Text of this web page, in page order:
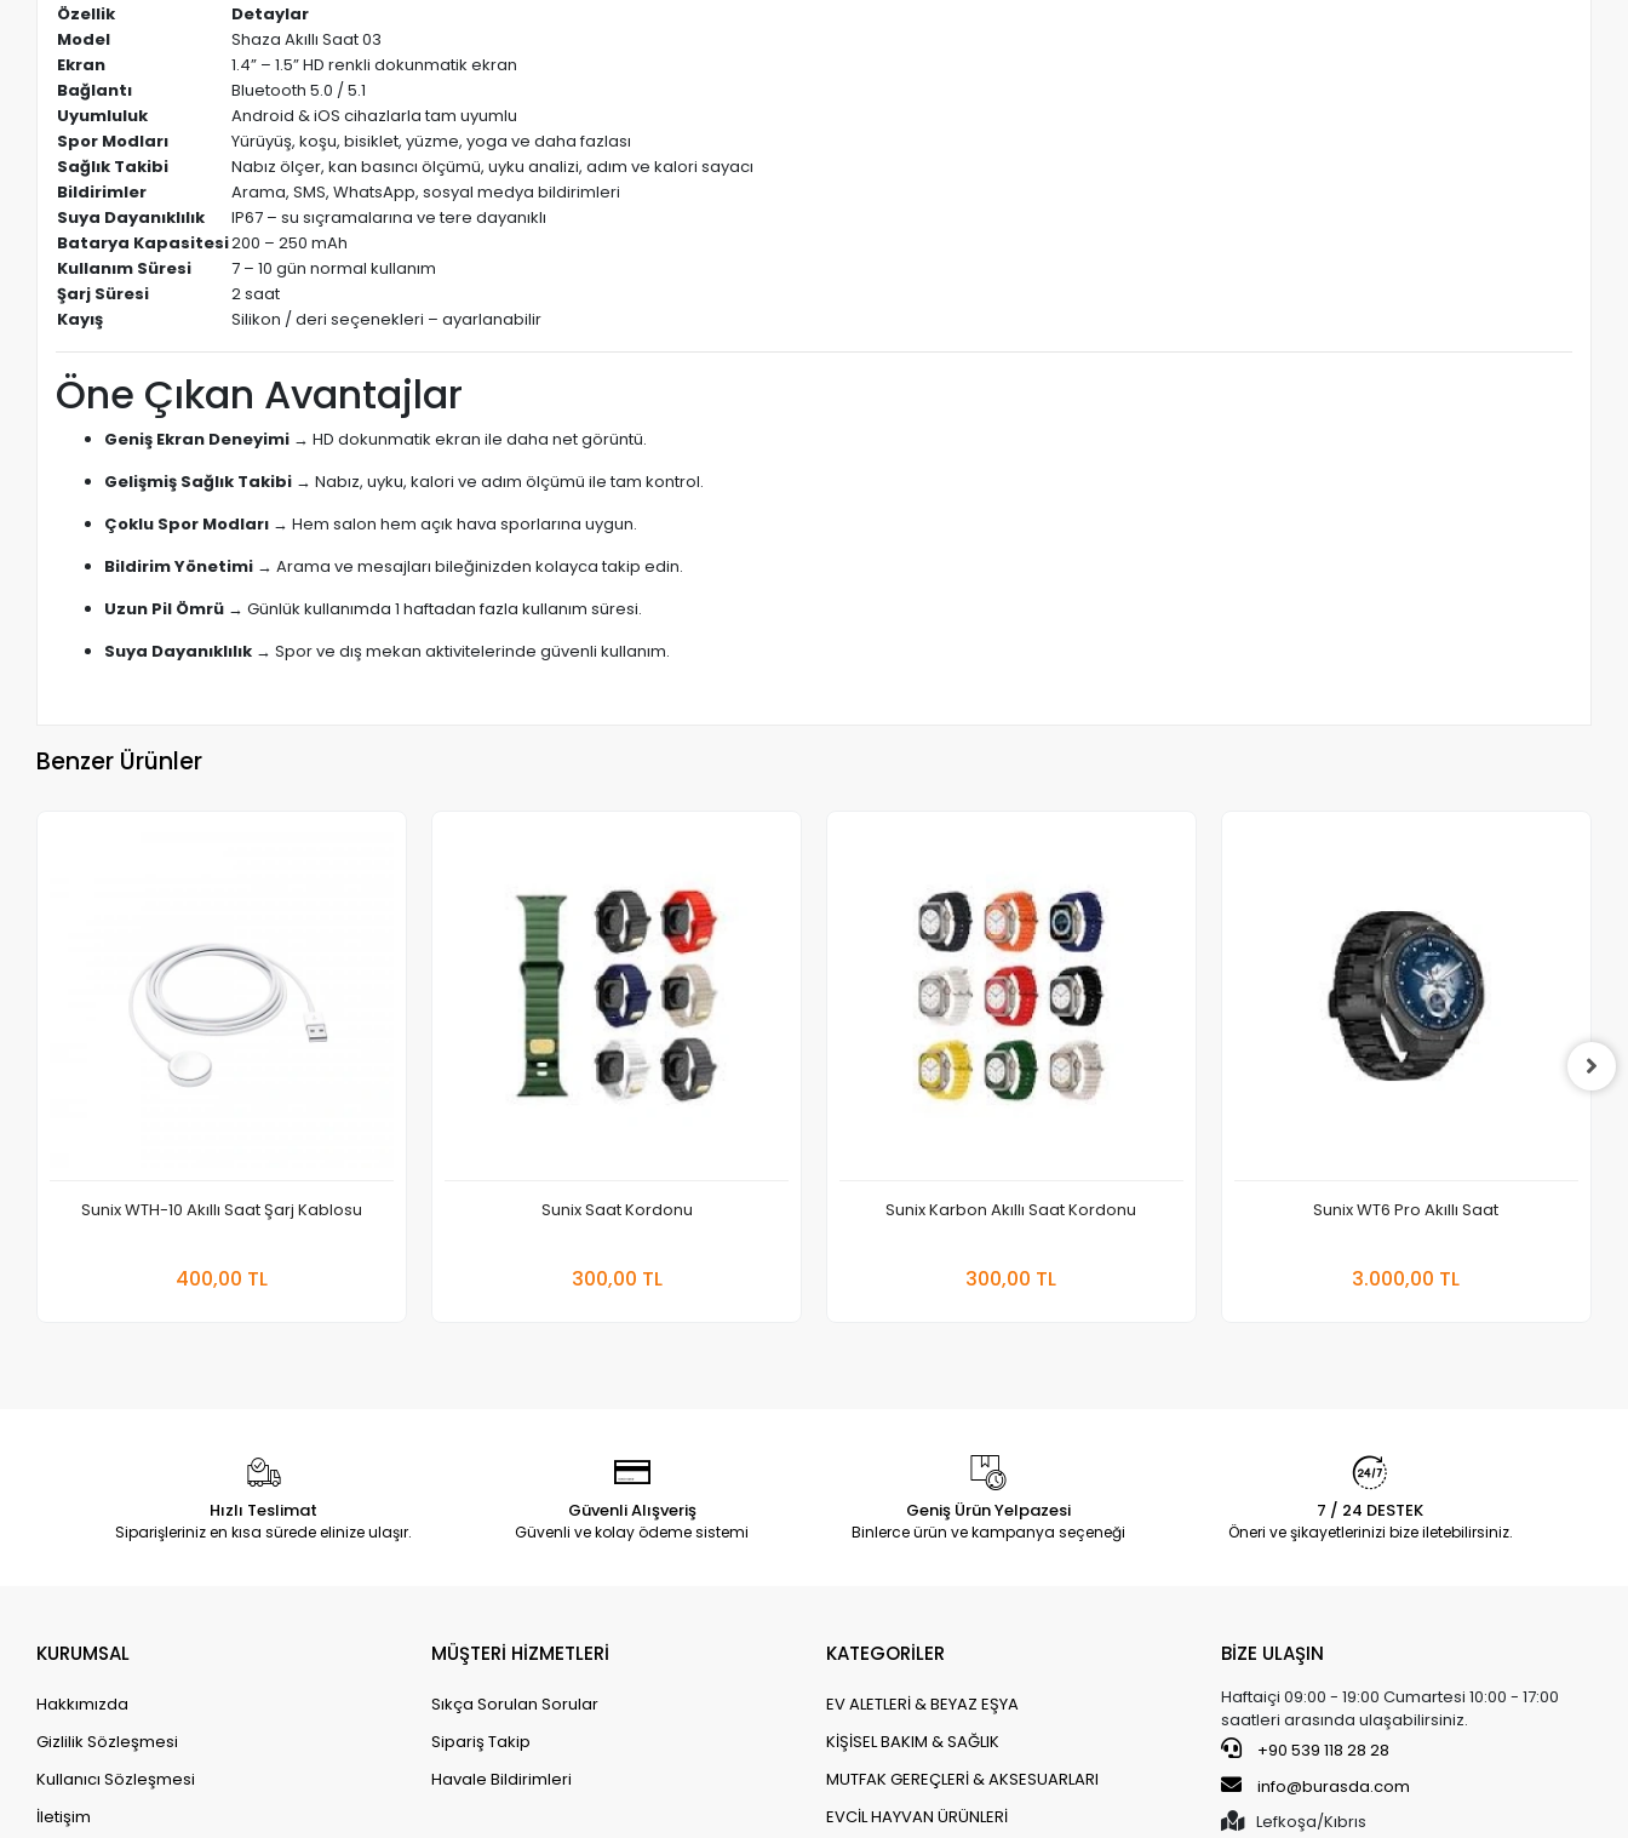
Özellik
Detaylar
Model
Shaza Akıllı Saat 03
Ekran
1.4” – 1.5” HD renkli dokunmatik ekran
Bağlantı
Bluetooth 5.0 / 5.1
Uyumluluk
Android & iOS cihazlarla tam uyumlu
Spor Modları
Yürüyüş, koşu, bisiklet, yüzme, yoga ve daha fazlası
Sağlık Takibi
Nabız ölçer, kan basıncı ölçümü, uyku analizi, adım ve kalori sayacı
Bildirimler
Arama, SMS, WhatsApp, sosyal medya bildirimleri
Suya Dayanıklılık
IP67 – su sıçramalarına ve tere dayanıklı
Batarya Kapasitesi200 – 250 mAh
Kullanım Süresi
7 – 10 gün normal kullanım
Şarj Süresi
2 saat
Kayış
Silikon / deri seçenekleri – ayarlanabilir
Öne Çıkan Avantajlar
Geniş Ekran Deneyimi → HD dokunmatik ekran ile daha net görüntü.
Gelişmiş Sağlık Takibi → Nabız, uyku, kalori ve adım ölçümü ile tam kontrol.
Çoklu Spor Modları → Hem salon hem açık hava sporlarına uygun.
Bildirim Yönetimi → Arama ve mesajları bileğinizden kolayca takip edin.
Uzun Pil Ömrü → Günlük kullanımda 1 haftadan fazla kullanım süresi.
Suya Dayanıklılık → Spor ve dış mekan aktivitelerinde güvenli kullanım.
Benzer Ürünler
Sunix WTH-10 Akıllı Saat Şarj Kablosu
400,00 TL
Sunix Saat Kordonu
300,00 TL
Sunix Karbon Akıllı Saat Kordonu
300,00 TL
Sunix WT6 Pro Akıllı Saat
3.000,00 TL
Hızlı Teslimat
Siparişleriniz en kısa sürede elinize ulaşır.
Güvenli Alışveriş
Güvenli ve kolay ödeme sistemi
Geniş Ürün Yelpazesi
Binlerce ürün ve kampanya seçeneği
7 / 24 DESTEK
Öneri ve şikayetlerinizi bize iletebilirsiniz.
KURUMSAL
Hakkımızda
Gizlilik Sözleşmesi
Kullanıcı Sözleşmesi
İletişim
MÜŞTERİ HİZMETLERİ
Sıkça Sorulan Sorular
Sipariş Takip
Havale Bildirimleri
KATEGORİLER
EV ALETLERİ & BEYAZ EŞYA
KİŞİSEL BAKIM & SAĞLIK
MUTFAK GEREÇLERİ & AKSESUARLARI
EVCİL HAYVAN ÜRÜNLERİ
BİZE ULAŞIN
Haftaiçi 09:00 - 19:00 Cumartesi 10:00 - 17:00
saatleri arasında ulaşabilirsiniz.
+90 539 118 28 28
info@burasda.com
Lefkoşa/Kıbrıs